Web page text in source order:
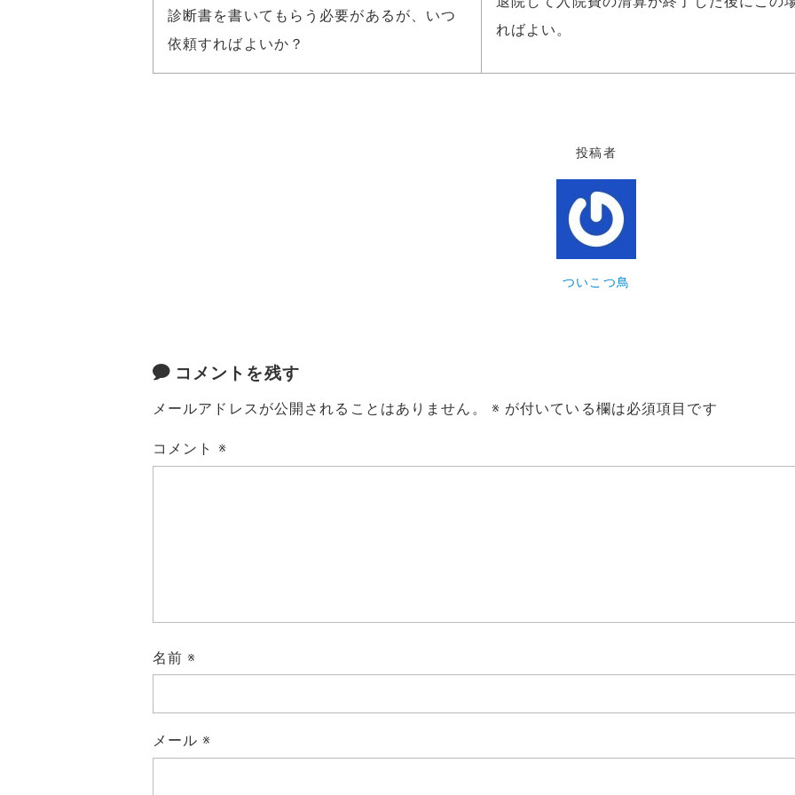
診断書を書いてもらう必要があるが、いつ
依頼すればよいか？
ればよい。
投稿者
ついこつ鳥
コメントを残す
メールアドレスが公開されることはありません。 ※ が付いている欄は必須項目です
コメント ※
名前※
メール※